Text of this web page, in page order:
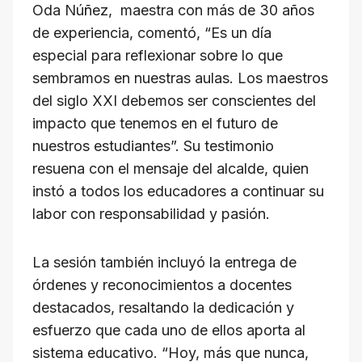
Oda Núñez, maestra con más de 30 años
de experiencia, comentó, “Es un día
especial para reflexionar sobre lo que
sembramos en nuestras aulas. Los maestros
del siglo XXI debemos ser conscientes del
impacto que tenemos en el futuro de
nuestros estudiantes”. Su testimonio
resuena con el mensaje del alcalde, quien
instó a todos los educadores a continuar su
labor con responsabilidad y pasión.
La sesión también incluyó la entrega de
órdenes y reconocimientos a docentes
destacados, resaltando la dedicación y
esfuerzo que cada uno de ellos aporta al
sistema educativo. “Hoy, más que nunca,